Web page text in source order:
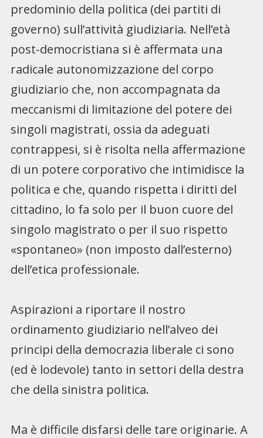
predominio della politica (dei partiti di
governo) sull’attività giudiziaria. Nell’età
post-democristiana si è affermata una
radicale autonomizzazione del corpo
giudiziario che, non accompagnata da
meccanismi di limitazione del potere dei
singoli magistrati, ossia da adeguati
contrappesi, si è risolta nella affermazione
di un potere corporativo che intimidisce la
politica e che, quando rispetta i diritti del
cittadino, lo fa solo per il buon cuore del
singolo magistrato o per il suo rispetto
«spontaneo» (non imposto dall’esterno)
dell’etica professionale.
Aspirazioni a riportare il nostro
ordinamento giudiziario nell’alveo dei
principi della democrazia liberale ci sono
(ed è lodevole) tanto in settori della destra
che della sinistra politica.
Ma è difficile disfarsi delle tare originarie. A